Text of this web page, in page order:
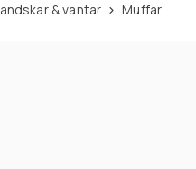
Handskar & vantar Muffar